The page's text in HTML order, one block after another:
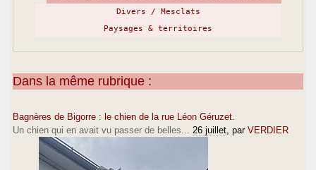
Divers / Mesclats
Paysages & territoires
Dans la même rubrique :
Bagnères de Bigorre : le chien de la rue Léon Géruzet.
Un chien qui en avait vu passer de belles...
26 juillet , par VERDIER